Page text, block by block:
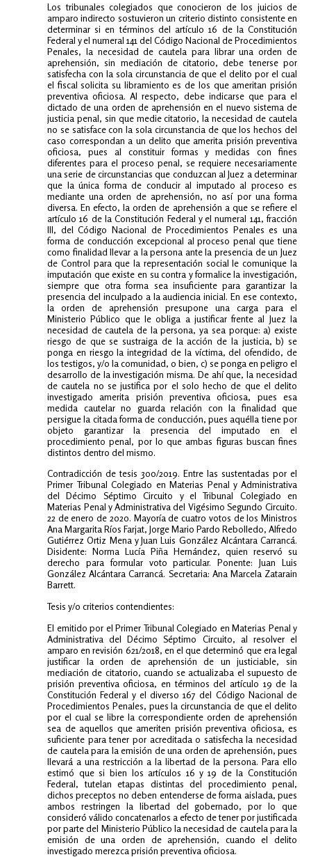
Los tribunales colegiados que conocieron de los juicios de
amparo indirecto sostuvieron un criterio distinto consistente en
determinar si en términos del artículo 16 de la Constitución
Federal y el numeral 141 del Código Nacional de Procedimientos
Penales, la necesidad de cautela para librar una orden de
aprehensión, sin mediación de citatorio, debe tenerse por
satisfecha con la sola circunstancia de que el delito por el cual
el fiscal solicita su libramiento es de los que ameritan prisión
preventiva oficiosa. Al respecto, debe indicarse que para el
dictado de una orden de aprehensión en el nuevo sistema de
justicia penal, sin que medie citatorio, la necesidad de cautela
no se satisface con la sola circunstancia de que los hechos del
caso correspondan a un delito que amerita prisión preventiva
oficiosa, pues al constituir formas y medidas con fines
diferentes para el proceso penal, se requiere necesariamente
una serie de circunstancias que conduzcan al Juez a determinar
que la única forma de conducir al imputado al proceso es
mediante una orden de aprehensión, no así por una forma
diversa. En efecto, la orden de aprehensión a que se refiere el
artículo 16 de la Constitución Federal y el numeral 141, fracción
III, del Código Nacional de Procedimientos Penales es una
forma de conducción excepcional al proceso penal que tiene
como finalidad llevar a la persona ante la presencia de un Juez
de Control para que la representación social le comunique la
imputación que existe en su contra y formalice la investigación,
siempre que otra forma sea insuficiente para garantizar la
presencia del inculpado a la audiencia inicial. En ese contexto,
la orden de aprehensión presupone una carga para el
Ministerio Público que le obliga a justificar frente al Juez la
necesidad de cautela de la persona, ya sea porque: a) existe
riesgo de que se sustraiga de la acción de la justicia, b) se
ponga en riesgo la integridad de la víctima, del ofendido, de
los testigos, y/o la comunidad, o bien, c) se ponga en peligro el
desarrollo de la investigación misma. De ahí que, la necesidad
de cautela no se justifica por el solo hecho de que el delito
investigado amerita prisión preventiva oficiosa, pues esa
medida cautelar no guarda relación con la finalidad que
persigue la citada forma de conducción, pues aquélla tiene por
objeto garantizar la presencia del imputado en el
procedimiento penal, por lo que ambas figuras buscan fines
distintos dentro del mismo.
Contradicción de tesis 300/2019. Entre las sustentadas por el
Primer Tribunal Colegiado en Materias Penal y Administrativa
del Décimo Séptimo Circuito y el Tribunal Colegiado en
Materias Penal y Administrativa del Vigésimo Segundo Circuito.
22 de enero de 2020. Mayoría de cuatro votos de los Ministros
Ana Margarita Ríos Farjat, Jorge Mario Pardo Rebolledo, Alfredo
Gutiérrez Ortiz Mena y Juan Luis González Alcántara Carrancá.
Disidente: Norma Lucía Piña Hernández, quien reservó su
derecho para formular voto particular. Ponente: Juan Luis
González Alcántara Carrancá. Secretaria: Ana Marcela Zatarain
Barrett.
Tesis y/o criterios contendientes:
El emitido por el Primer Tribunal Colegiado en Materias Penal y
Administrativa del Décimo Séptimo Circuito, al resolver el
amparo en revisión 621/2018, en el que determinó que era legal
justificar la orden de aprehensión de un justiciable, sin
mediación de citatorio, cuando se actualizaba el supuesto de
prisión preventiva oficiosa, en términos del artículo 19 de la
Constitución Federal y el diverso 167 del Código Nacional de
Procedimientos Penales, pues la circunstancia de que el delito
por el cual se libre la correspondiente orden de aprehensión
sea de aquellos que ameriten prisión preventiva oficiosa, es
suficiente para tener por acreditada o satisfecha la necesidad
de cautela para la emisión de una orden de aprehensión, pues
llevará a una restricción a la libertad de la persona. Para ello
estimó que si bien los artículos 16 y 19 de la Constitución
Federal, tutelan etapas distintas del procedimiento penal,
dichos preceptos no deben entenderse de forma aislada, pues
ambos restringen la libertad del gobernado, por lo que
consideró válido concatenarlos a efecto de tener por justificada
por parte del Ministerio Público la necesidad de cautela para la
emisión de una orden de aprehensión, cuando el delito
investigado merezca prisión preventiva oficiosa.